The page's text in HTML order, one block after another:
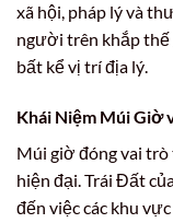
xã hội, pháp lý và
người trên khắp thế
bất kể vị trí địa lý.
Khái Niệm Múi Giờ
Múi giờ đóng vai
hiện đại. Trái Đất
đến việc các khu